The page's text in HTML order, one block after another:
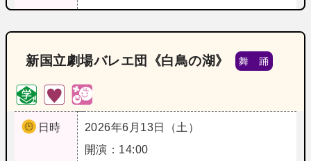
新国立劇場バレエ団《白鳥の湖》 舞 踊
日時
2026年6月13日（土）
開演：14:00